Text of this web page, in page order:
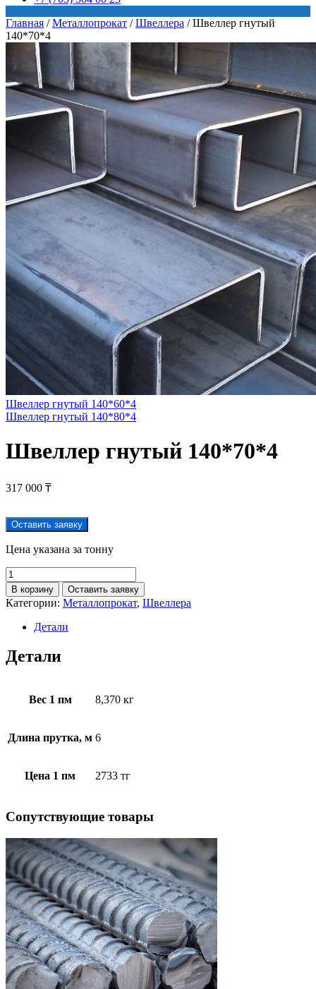
Главная / Металлопрокат / Швеллера /Швеллер гнутый
140*70*4
Швеллер гнутый 140*60*4
Швеллер гнутый 140*80*4
Швеллер гнутый 140*70*4
317 000 ₸
Оставить заявку
Цена указана за тонну
В корзину Оставить заявку
Категории: Металлопрокат, Швеллера
Детали
Детали
Вес 1 пм 8,370 кг
Длина прутка, м 6
Цена 1 пм 2733 тг
Cопутствующие товары